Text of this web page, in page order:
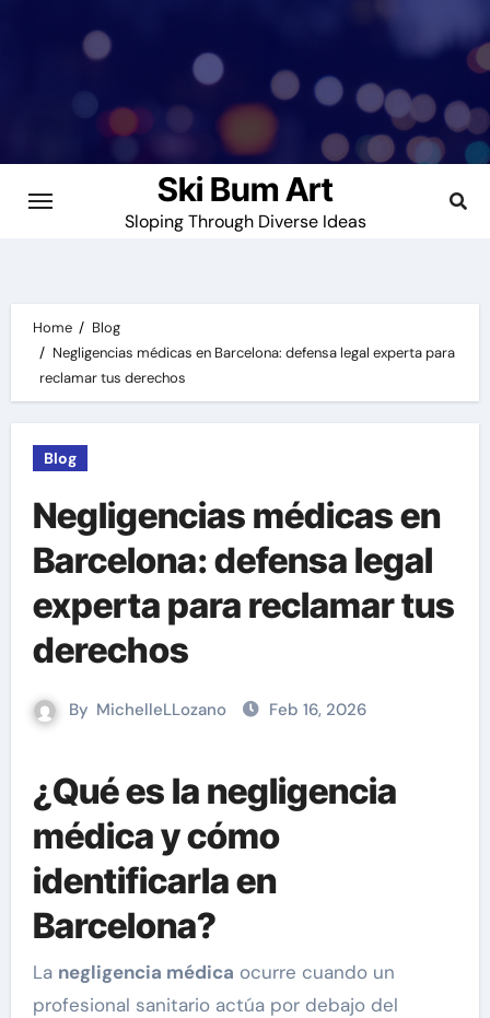
Ski Bum Art
Sloping Through Diverse Ideas
Home
Blog
Negligencias médicas en Barcelona: defensa legal experta para
reclamar tus derechos
Blog
Negligencias médicas en
Barcelona: defensa legal
experta para reclamar tus
derechos
By MichelleLLozano Feb 16, 2026
¿Qué es la negligencia
médica y cómo
identificarla en
Barcelona?
La negligencia médica ocurre cuando un
profesional sanitario actúa por debajo del